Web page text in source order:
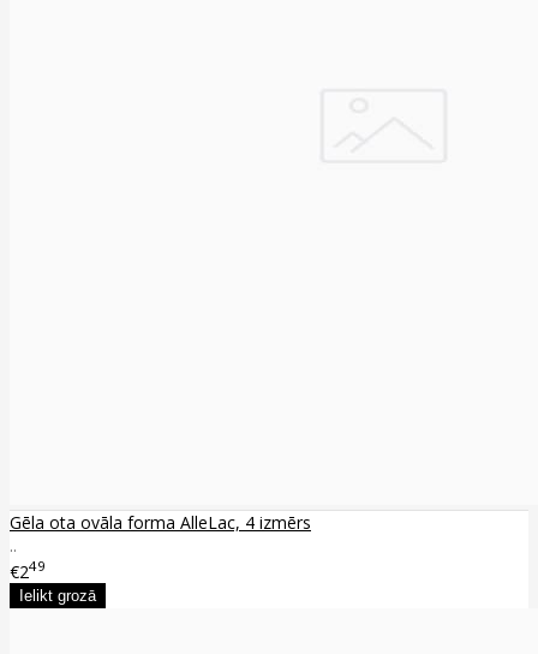
Gēla ota ovāla forma AlleLac, 4 izmērs
..
€249